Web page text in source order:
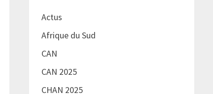
Actus
Afrique du Sud
CAN
CAN 2025
CHAN 2025